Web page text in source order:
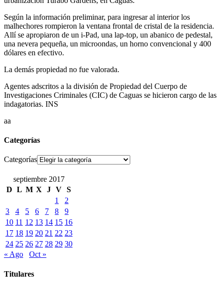
Según la información preliminar, para ingresar al interior los
malhechores rompieron la ventana frontal de cristal de la residencia.
Allí se apropiaron de un i-Pad, una lap-top, un abanico de pedestal,
una nevera pequeña, un microondas, un horno convencional y 400
dólares en efectivo.
La demás propiedad no fue valorada.
Agentes adscritos a la división de Propiedad del Cuerpo de
Investigaciones Criminales (CIC) de Caguas se hicieron cargo de las
indagatorias. INS
aa
Categorías
Categorías
septiembre 2017
D L M X J V S
1
2
3
4 5 6 7 8
9
10 11 12 13 14 15 16
17 18 19 20 21 22 23
24 25 26 27 28 29 30
« Ago
Oct »
Titulares